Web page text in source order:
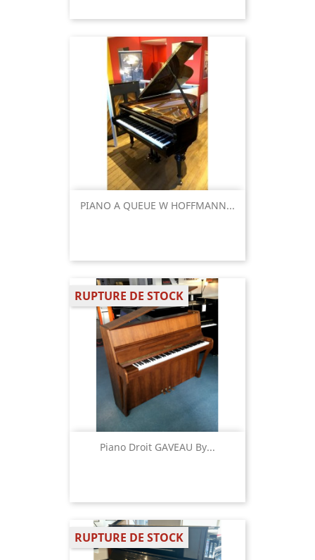
PIANO A QUEUE W HOFFMANN...
Piano Droit GAVEAU By...
RUPTURE DE STOCK
RUPTURE DE STOCK